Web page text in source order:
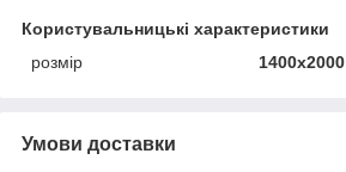
Користувальницькі характеристики
розмір
1400х2000
Умови доставки